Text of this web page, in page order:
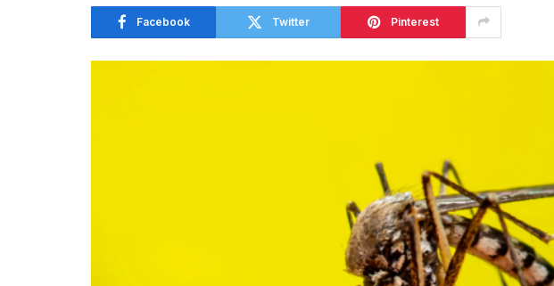
Facebook Twitter Pinterest